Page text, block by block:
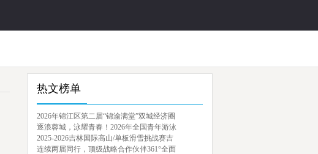
热文榜单
2026年锦江区第二届“锦渝满堂”双城经济圈
逐浪蓉城，泳耀青春！2026年全国青年游泳
2025-2026吉林国际高山/单板滑雪挑战赛吉
连续两届同行，顶级战略合作伙伴361°全面